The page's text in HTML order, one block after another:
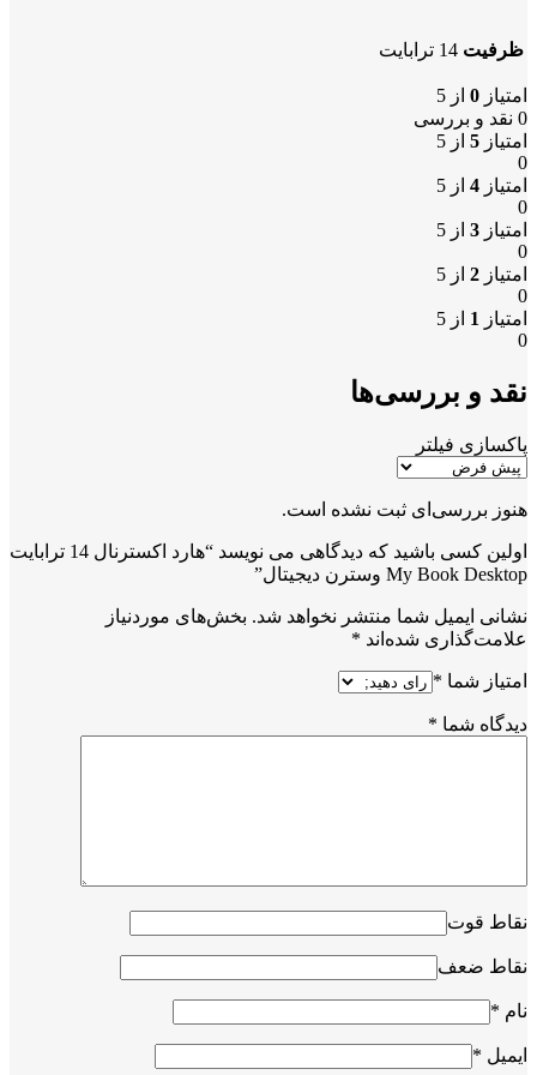
ظرفیت 14 ترابایت
امتیاز 0 از 5
0 نقد و بررسی
امتیاز 5 از 5
0
امتیاز 4 از 5
0
امتیاز 3 از 5
0
امتیاز 2 از 5
0
امتیاز 1 از 5
0
نقد و بررسی‌ها
پاکسازی فیلتر
هنوز بررسی‌ای ثبت نشده است.
اولین کسی باشید که دیدگاهی می نویسد “هارد اکسترنال 14 ترابایت
My Book Desktop وسترن دیجیتال”
نشانی ایمیل شما منتشر نخواهد شد. بخش‌های موردنیاز
علامت‌گذاری شده‌اند *
امتیاز شما *
دیدگاه شما *
نقاط قوت
نقاط ضعف
نام *
ایمیل *